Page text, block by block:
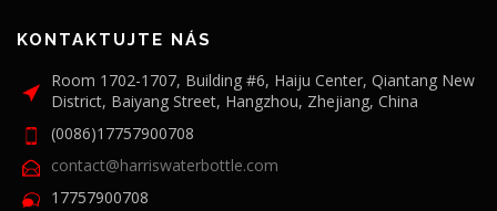
KONTAKTUJTE NÁS
Room 1702-1707, Building #6, Haiju Center, Qiantang New
District, Baiyang Street, Hangzhou, Zhejiang, China
(0086)17757900708
contact@harriswaterbottle.com
17757900708